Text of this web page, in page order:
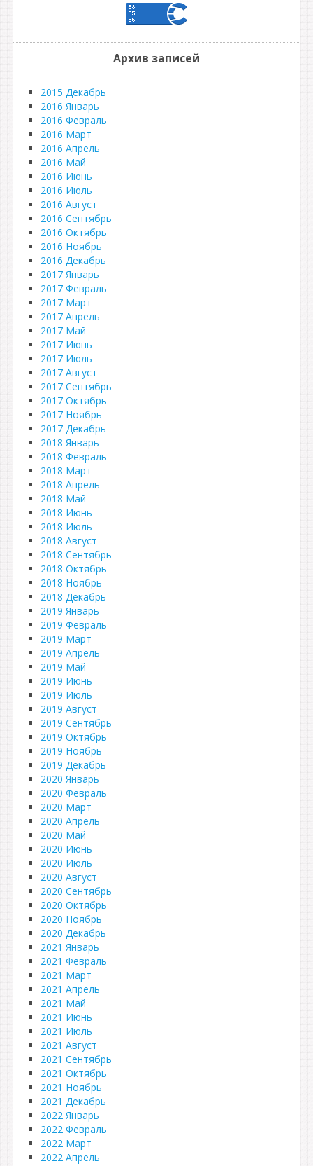
Архив записей
2015 Декабрь
2016 Январь
2016 Февраль
2016 Март
2016 Апрель
2016 Май
2016 Июнь
2016 Июль
2016 Август
2016 Сентябрь
2016 Октябрь
2016 Ноябрь
2016 Декабрь
2017 Январь
2017 Февраль
2017 Март
2017 Апрель
2017 Май
2017 Июнь
2017 Июль
2017 Август
2017 Сентябрь
2017 Октябрь
2017 Ноябрь
2017 Декабрь
2018 Январь
2018 Февраль
2018 Март
2018 Апрель
2018 Май
2018 Июнь
2018 Июль
2018 Август
2018 Сентябрь
2018 Октябрь
2018 Ноябрь
2018 Декабрь
2019 Январь
2019 Февраль
2019 Март
2019 Апрель
2019 Май
2019 Июнь
2019 Июль
2019 Август
2019 Сентябрь
2019 Октябрь
2019 Ноябрь
2019 Декабрь
2020 Январь
2020 Февраль
2020 Март
2020 Апрель
2020 Май
2020 Июнь
2020 Июль
2020 Август
2020 Сентябрь
2020 Октябрь
2020 Ноябрь
2020 Декабрь
2021 Январь
2021 Февраль
2021 Март
2021 Апрель
2021 Май
2021 Июнь
2021 Июль
2021 Август
2021 Сентябрь
2021 Октябрь
2021 Ноябрь
2021 Декабрь
2022 Январь
2022 Февраль
2022 Март
2022 Апрель